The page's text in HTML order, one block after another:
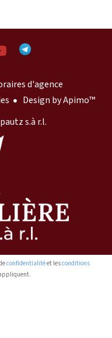
d'agence
Design byApimo™
s.à r.l.
confidentialitéet lesconditions